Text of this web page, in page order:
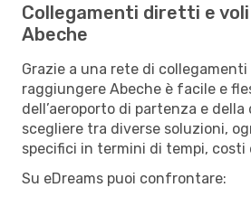
Collegamenti diretti e
Abeche
Grazie a una rete di
raggiungere Abeche è facile e
dell’aeroporto di partenza e
scegliere tra diverse soluzioni,
specifici in termini di tempi, costi
Su eDreams puoi confrontare: